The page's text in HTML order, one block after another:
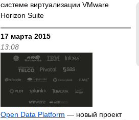
системе виртуализации VMware
Horizon Suite
17 марта 2015
13:08
Open Data Platform — новый проект